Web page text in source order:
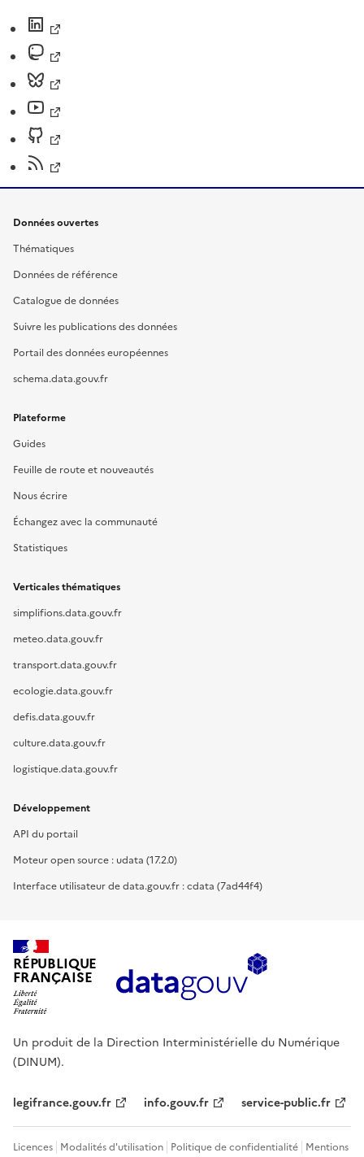
Données ouvertes
Thématiques
Données de référence
Catalogue de données
Suivre les publications des données
Portail des données européennes
schema.data.gouv.fr
Plateforme
Guides
Feuille de route et nouveautés
Nous écrire
Échangez avec la communauté
Statistiques
Verticales thématiques
simplifions.data.gouv.fr
meteo.data.gouv.fr
transport.data.gouv.fr
ecologie.data.gouv.fr
defis.data.gouv.fr
culture.data.gouv.fr
logistique.data.gouv.fr
Développement
API du portail
Moteur open source : udata (17.2.0)
Interface utilisateur de data.gouv.fr : cdata (7ad44f4)
RÉPUBLIQUE
FRANÇAISE
Un produit de la Direction Interministérielle du Numérique
(DINUM).
legifrance.gouv.fr info.gouv.fr service-public.fr
Licences Modalités d'utilisation Politique de confidentialité Mentions